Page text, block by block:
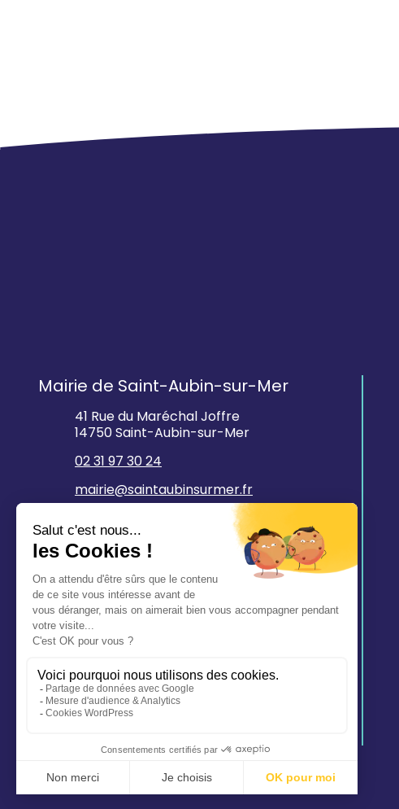
Mairie de Saint-Aubin-sur-Mer
41 Rue du Maréchal Joffre
14750 Saint-Aubin-sur-Mer
02 31 97 30 24
mairie@saintaubinsurmer.fr